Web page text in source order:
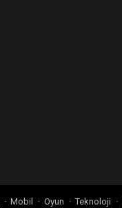
Mobil Oyun Teknoloji